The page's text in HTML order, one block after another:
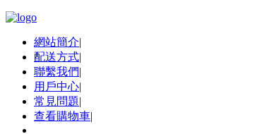
網站簡介|
配送方式|
聯繫我們|
用戶中心|
常見問題|
查看購物車|